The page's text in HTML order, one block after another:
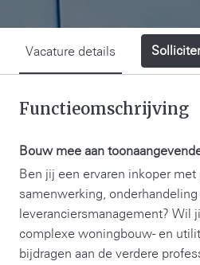
Vacature details
Functieomschrijving
Bouw mee aan
Ben jij een ervaren inkoper
samenwerking,
leveranciersmanagement? Wil
complexe woningbouw- en
bijdragen aan de verdere